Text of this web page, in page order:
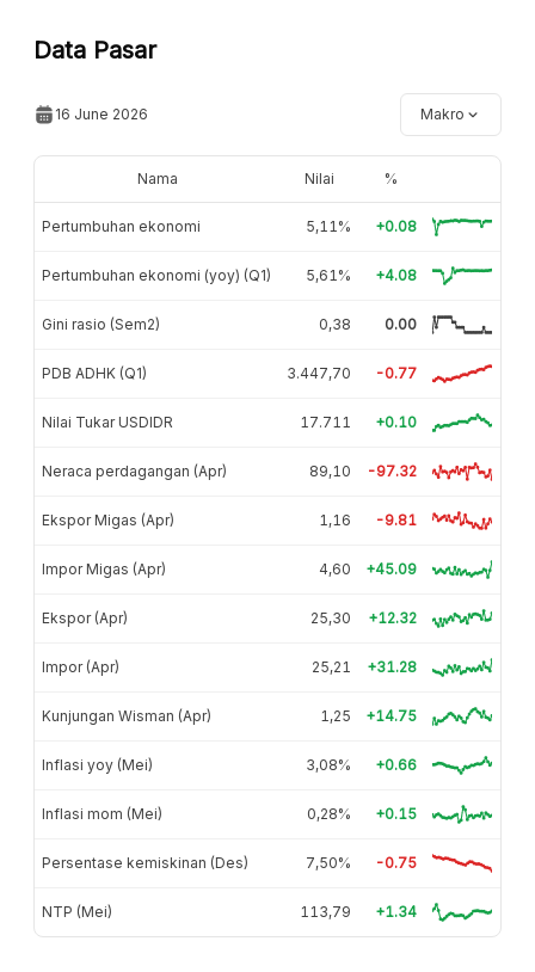
Data Pasar
16 June 2026 Makro
Nama Nilai %
Pertumbuhan ekonomi 5,11% +0.08
Pertumbuhan ekonomi (yoy) (Q1) 5,61% +4.08
Gini rasio (Sem2) 0,38 0.00
PDB ADHK (Q1) 3.447,70 -0.77
Nilai Tukar USDIDR 17.711 +0.10
Neraca perdagangan (Apr) 89,10 -97.32
Ekspor Migas (Apr) 1,16 -9.81
Impor Migas (Apr) 4,60 +45.09
Ekspor (Apr) 25,30 +12.32
Impor (Apr) 25,21 +31.28
Kunjungan Wisman (Apr) 1,25 +14.75
Inflasi yoy (Mei) 3,08% +0.66
Inflasi mom (Mei) 0,28% +0.15
Persentase kemiskinan (Des) 7,50% -0.75
NTP (Mei) 113,79 +1.34